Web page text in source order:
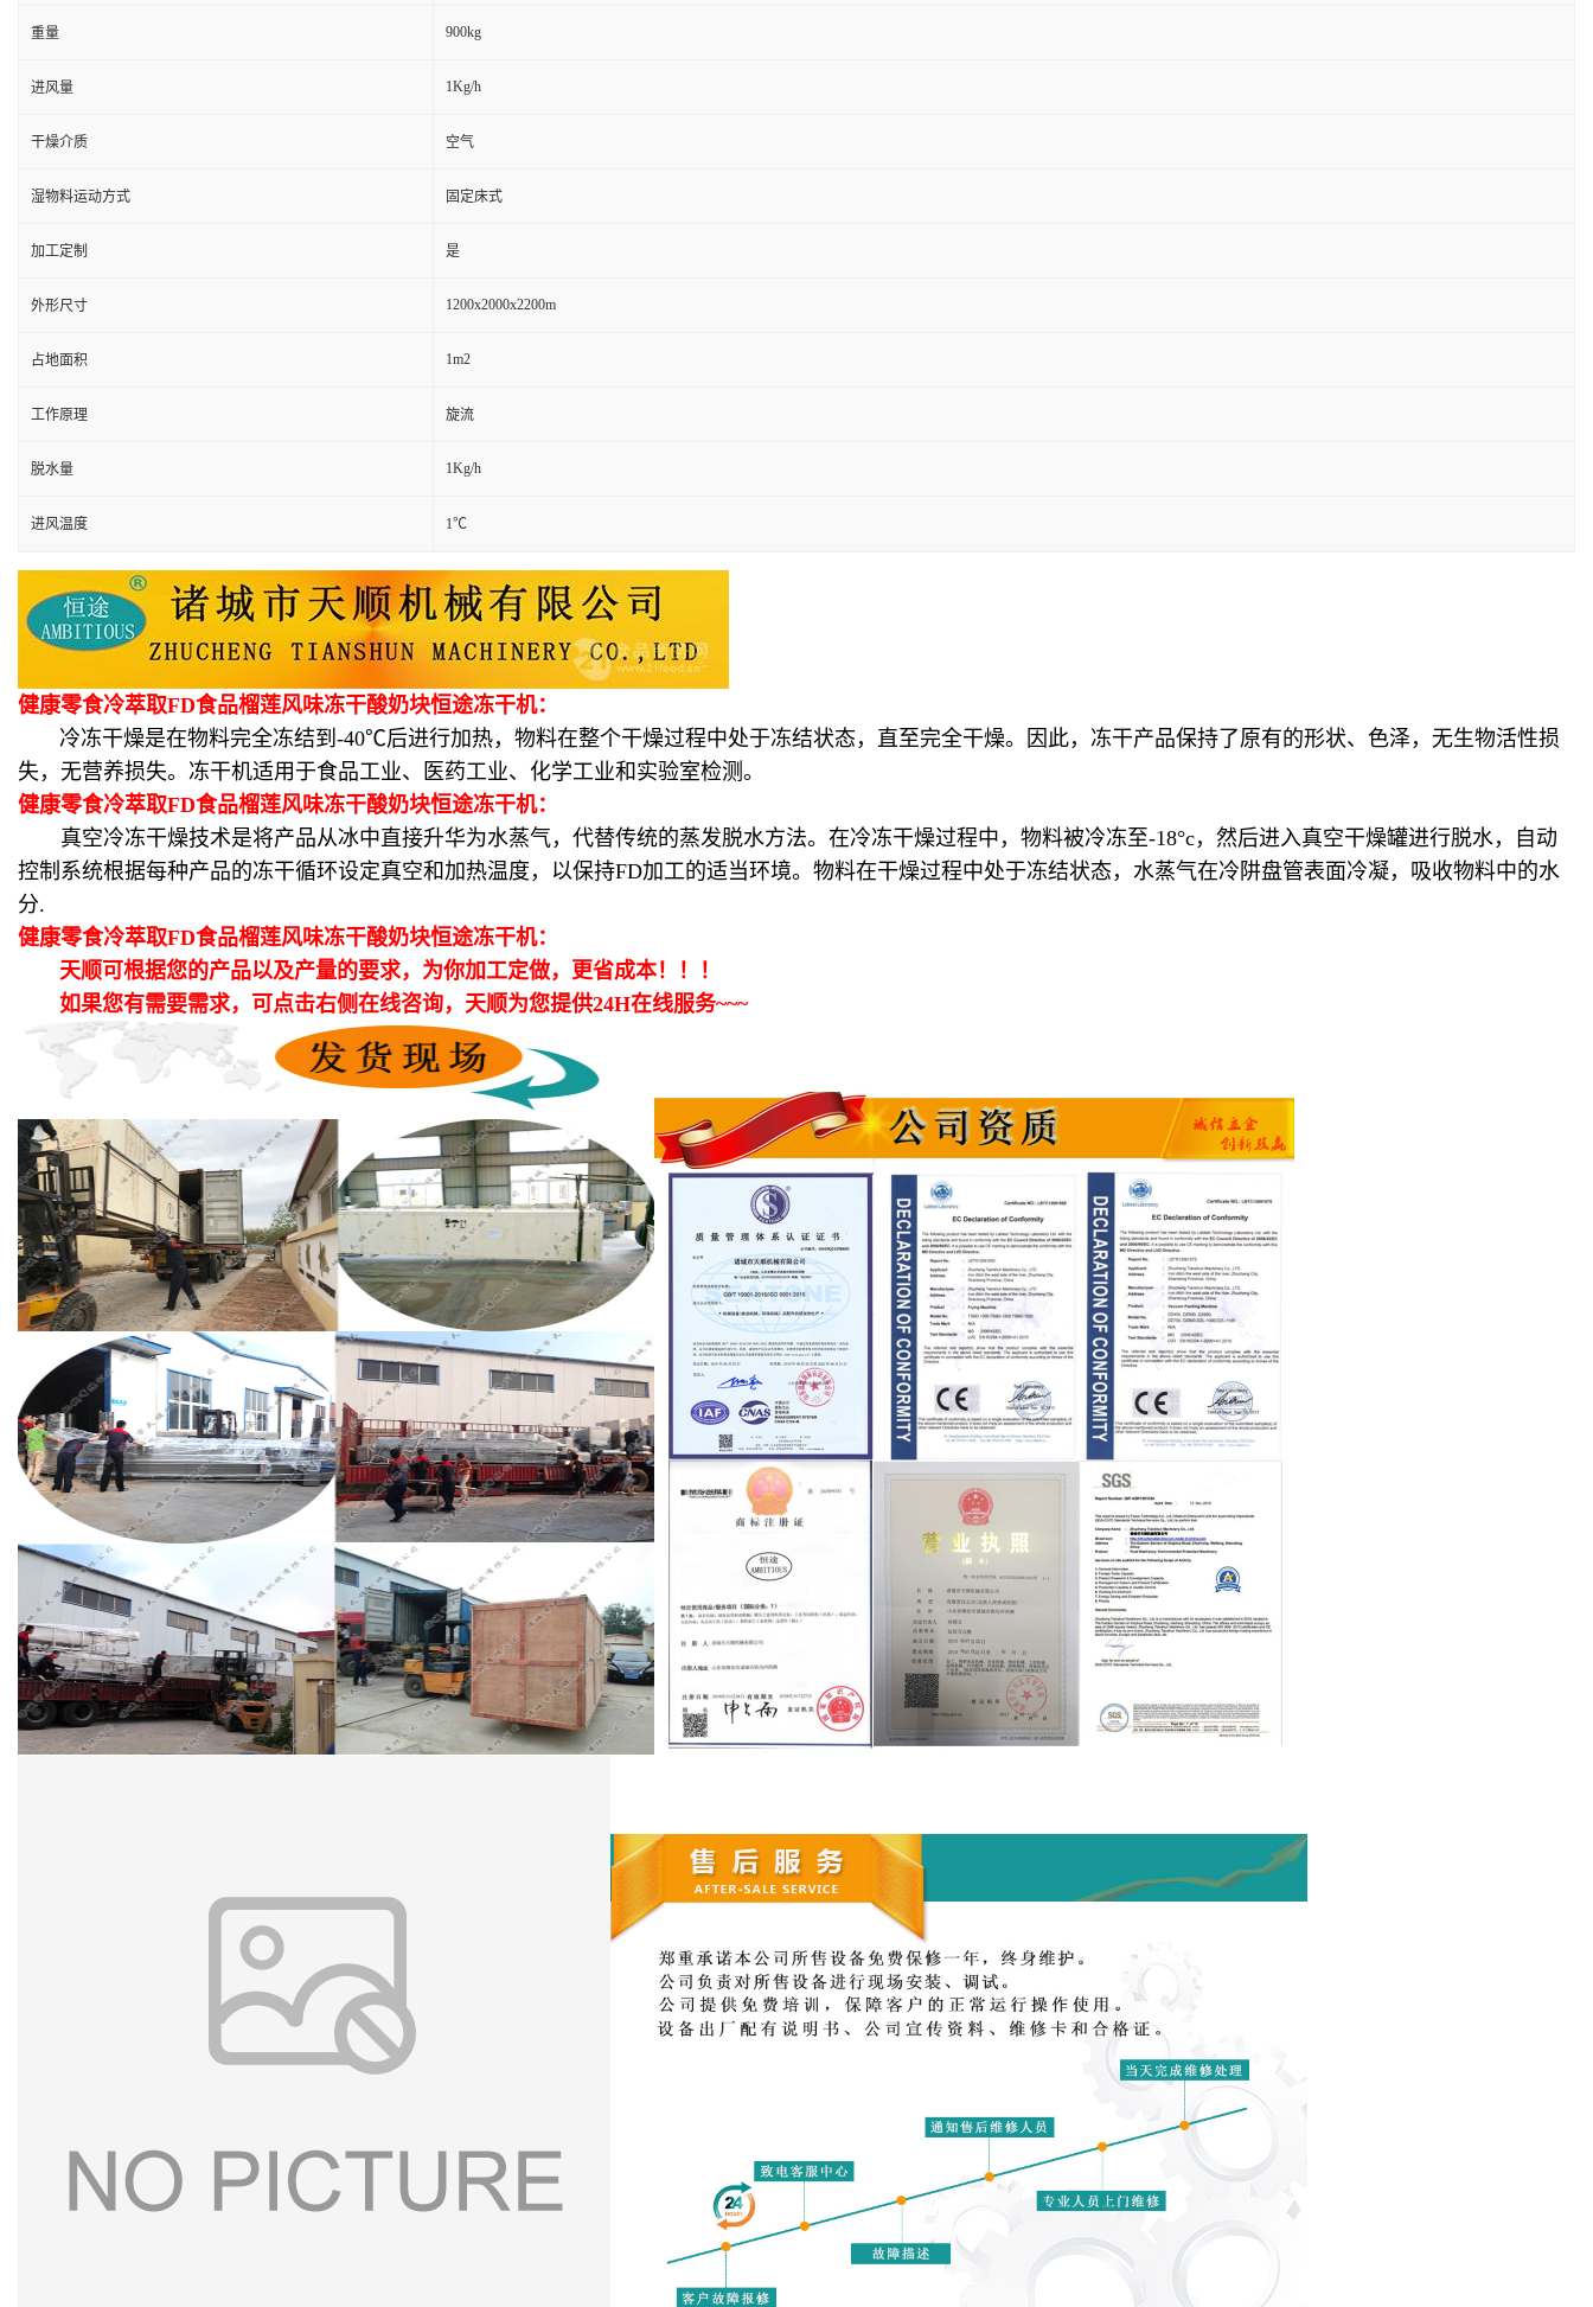
重量 900kg
进风量 1Kg/h
干燥介质 空气
湿物料运动方式 固定床式
加工定制 是
外形尺寸 1200x2000x2200m
占地面积 1m2
工作原理 旋流
脱水量 1Kg/h
进风温度 1℃
健康零食冷萃取FD食品榴莲风味冻干酸奶块恒途冻干机：
冷冻干燥是在物料完全冻结到-40℃后进行加热，物料在整个干燥过程中处于冻结状态，直至完全干燥。因此，冻干产品保持了原有的形状、色泽，无生物活性损
失，无营养损失。冻干机适用于食品工业、医药工业、化学工业和实验室检测。
健康零食冷萃取FD食品榴莲风味冻干酸奶块恒途冻干机：
真空冷冻干燥技术是将产品从冰中直接升华为水蒸气，代替传统的蒸发脱水方法。在冷冻干燥过程中，物料被冷冻至-18°c，然后进入真空干燥罐进行脱水，自动
控制系统根据每种产品的冻干循环设定真空和加热温度，以保持FD加工的适当环境。物料在干燥过程中处于冻结状态，水蒸气在冷阱盘管表面冷凝，吸收物料中的水
分.
健康零食冷萃取FD食品榴莲风味冻干酸奶块恒途冻干机：
天顺可根据您的产品以及产量的要求，为你加工定做，更省成本！！！
如果您有需要需求，可点击右侧在线咨询，天顺为您提供24H在线服务~~~